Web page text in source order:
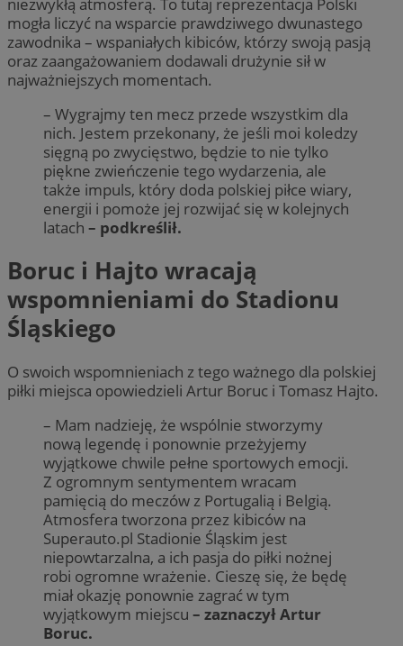
mogła liczyć na wsparcie prawdziwego dwunastego
zawodnika – wspaniałych kibiców, którzy swoją pasją
oraz zaangażowaniem dodawali drużynie sił w
najważniejszych momentach.
– Wygrajmy ten mecz przede wszystkim dla
nich. Jestem przekonany, że jeśli moi koledzy
sięgną po zwycięstwo, będzie to nie tylko
piękne zwieńczenie tego wydarzenia, ale
także impuls, który doda polskiej piłce wiary,
energii i pomoże jej rozwijać się w kolejnych
latach – podkreślił.
Boruc i Hajto wracają
wspomnieniami do Stadionu
Śląskiego
O swoich wspomnieniach z tego ważnego dla polskiej
piłki miejsca opowiedzieli Artur Boruc i Tomasz Hajto.
– Mam nadzieję, że wspólnie stworzymy
nową legendę i ponownie przeżyjemy
wyjątkowe chwile pełne sportowych emocji.
Z ogromnym sentymentem wracam
pamięcią do meczów z Portugalią i Belgią.
Atmosfera tworzona przez kibiców na
Superauto.pl Stadionie Śląskim jest
niepowtarzalna, a ich pasja do piłki nożnej
robi ogromne wrażenie. Cieszę się, że będę
miał okazję ponownie zagrać w tym
wyjątkowym miejscu – zaznaczył Artur
Boruc.